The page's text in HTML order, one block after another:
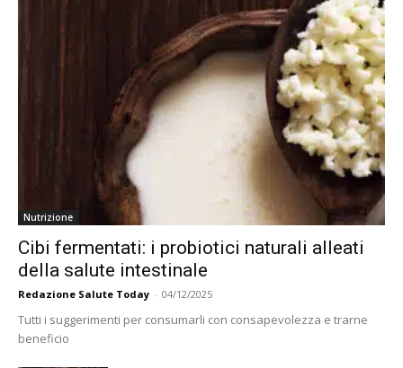
Nutrizione
Cibi fermentati: i probiotici naturali alleati
della salute intestinale
Redazione Salute Today - 04/12/2025
Tutti i suggerimenti per consumarli con consapevolezza e trarne
beneficio